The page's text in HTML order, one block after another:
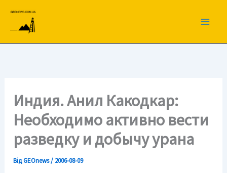
вмісту
Индия. Анил Какодкар:
Необходимо активно вести
разведку и добычу урана
ВідGEOnews/ 2006-08-09